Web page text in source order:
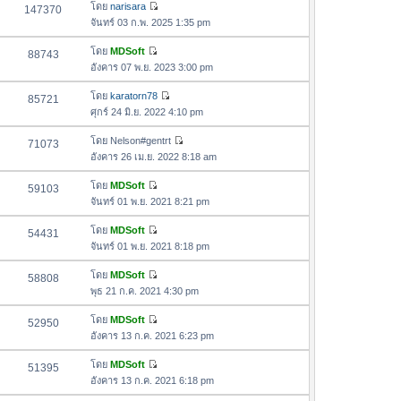
ม
ล่
สุ
ด
ค
ว
ม
ล่
า
สุ
147370 โดย narisara
ดู
ข้
ค
ว
า
ม
ล่
า
สุ
จันทร์ 03 ก.พ. 2025 1:35 pm
88743 โดย MDSoft
ดู
ข้
อ
ค
ว
า
ม
ล่
สุ
อังคาร 07 พ.ย. 2023 3:00 pm
85721 โดย karatorn78
ดู
ข้
อ
ค
ว
ม
ล่
สุ
ศุกร์ 24 มิ.ย. 2022 4:10 pm
71073 โดย Nelson#gentrt
ดู
ข้
ค
ว
ม
ล่
สุ
อังคาร 26 เม.ย. 2022 8:18 am
59103 โดย MDSoft
ดู
ข้
ค
ว
ม
ล่
สุ
จันทร์ 01 พ.ย. 2021 8:21 pm
54431 โดย MDSoft
ดู
ข้
ค
ว
ม
ล่
สุ
จันทร์ 01 พ.ย. 2021 8:18 pm
58808 โดย MDSoft
ดู
ข้
ค
ว
ม
พุธ 21 ก.ค. 2021 4:30 pm
52950 โดย MDSoft
ดู
ข้
ค
ว
อังคาร 13 ก.ค. 2021 6:23 pm
51395 โดย MDSoft
ดู
ข้
อังคาร 13 ก.ค. 2021 6:18 pm